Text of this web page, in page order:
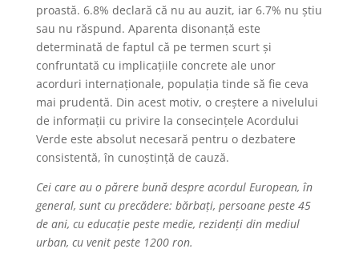
proastă. 6.8% declară că nu au auzit, iar 6.7% nu știu
sau nu răspund. Aparenta disonanță este
determinată de faptul că pe termen scurt și
confruntată cu implicațiile concrete ale unor
acorduri internaționale, populația tinde să fie ceva
mai prudentă. Din acest motiv, o creștere a nivelului
de informații cu privire la consecințele Acordului
Verde este absolut necesară pentru o dezbatere
consistentă, în cunoștință de cauză.
Cei care au o părere bună despre acordul European, în
general, sunt cu precădere: bărbați, persoane peste 45
de ani, cu educație peste medie, rezidenți din mediul
urban, cu venit peste 1200 ron.